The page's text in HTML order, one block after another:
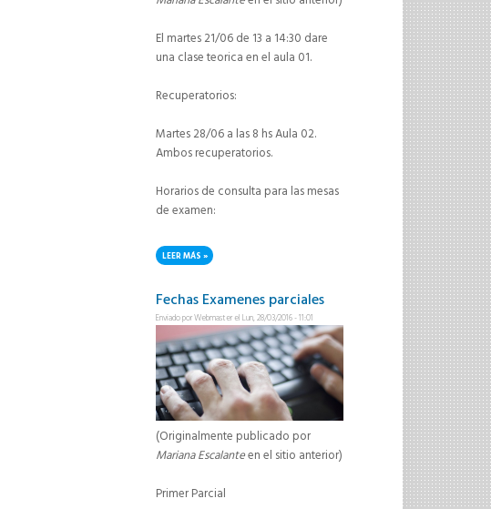
El martes 21/06 de 13 a 14:30 dare
una clase teorica en el aula 01.
Recuperatorios:
Martes 28/06 a las 8 hs Aula 02.
Ambos recuperatorios.
Horarios de consulta para las mesas
de examen:
LEER MÁS SOBRE HORARIOS DE CONSULTA Y FECHAS DE RECUPERATORIOS
Fechas Examenes parciales
Enviado porWebmasterel Lun, 28/03/2016 - 11:01
(Originalmente publicado por
Mariana Escalanteen el sitio anterior)
Primer Parcial